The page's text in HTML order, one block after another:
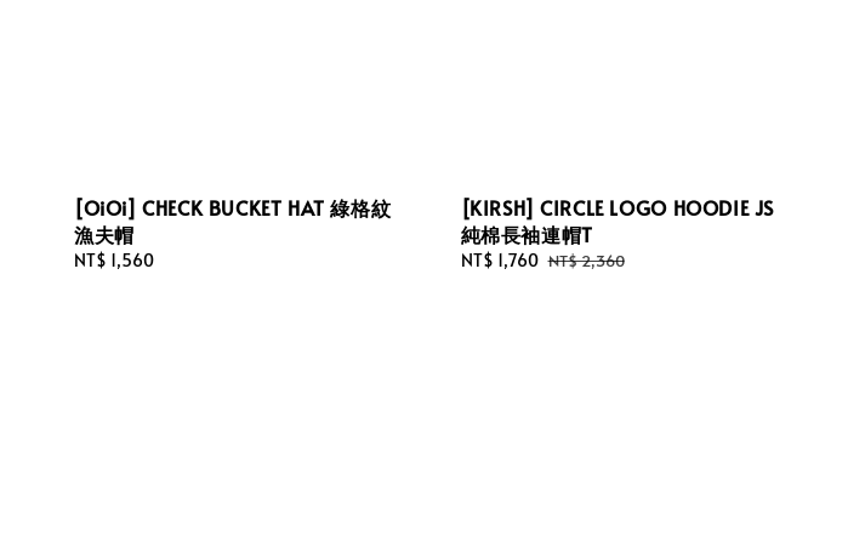
[OiOi] CHECK BUCKET HAT 綠格紋
漁夫帽
Regular
NT$ 1,560
[KIRSH] CIRCLE LOGO HOODIE JS
純棉長袖連帽T
Sale
NT$ 1,760 Regular
NT$ 2,360